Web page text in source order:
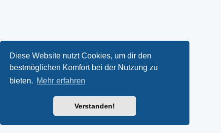
Diese Website nutzt Cookies, um dir den
bestmöglichen Komfort bei der Nutzung zu
bieten. Mehr erfahren
Verstanden!